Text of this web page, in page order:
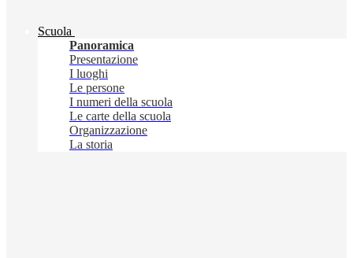
Scuola
Panoramica
Presentazione
I luoghi
Le persone
I numeri della scuola
Le carte della scuola
Organizzazione
La storia